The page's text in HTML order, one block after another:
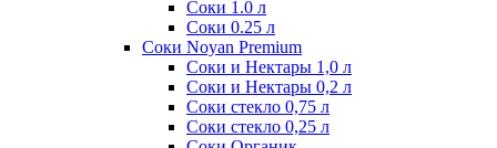
Соки 1.0 л
Соки 0.25 л
Соки Noyan Premium
Соки и Нектары 1,0 л
Соки и Нектары 0,2 л
Соки стекло 0,75 л
Соки стекло 0,25 л